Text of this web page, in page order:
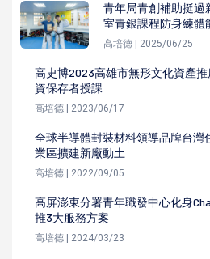
青年局青創補助挺過
室青銀課程防身練體
高培德 | 2025/06/25
高史博2023高雄市無形文化資產
資保存者授課
高培德 | 2023/06/17
全球半導體封裝材料領導品牌台灣
業區擴建新廠動土
高培德 | 2022/09/05
高屏澎東分署青年職發中心化身
推3大服務方案
高培德 | 2024/03/23